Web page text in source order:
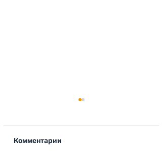
Комментарии